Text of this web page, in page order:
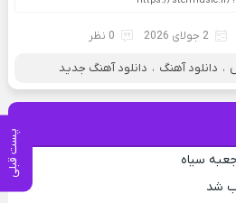
پست قبلی
2 جولای 2026 0 نظر
، دانلود آهنگ ، دانلود آهنگ جدید
سیاه
شد